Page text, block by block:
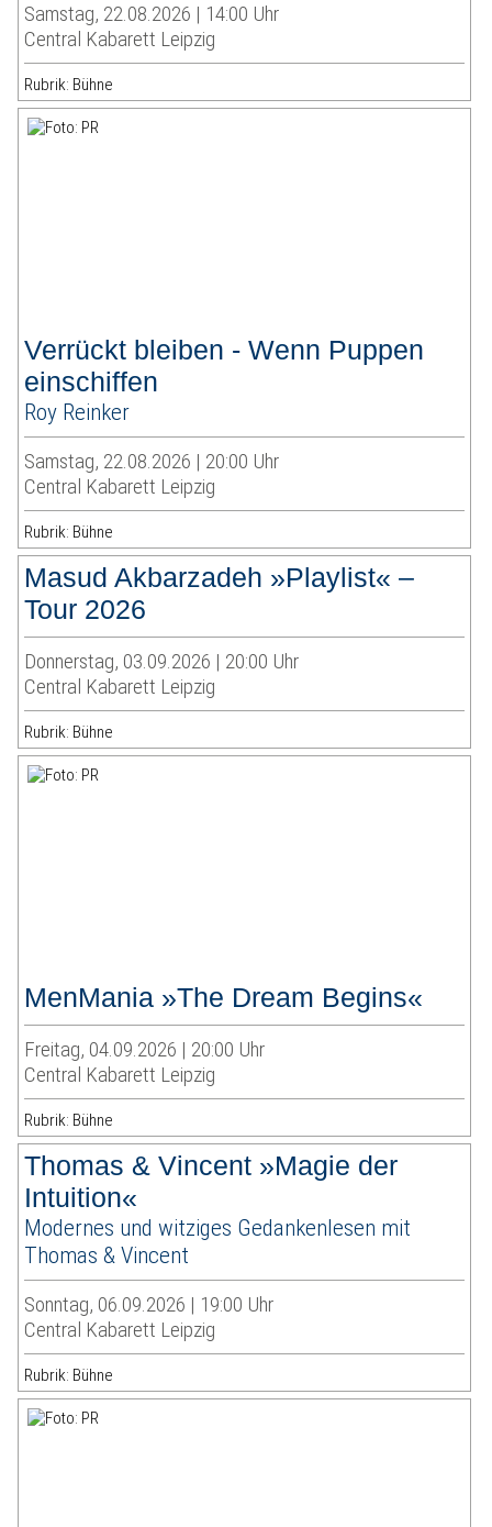
Samstag, 22.08.2026 | 14:00 Uhr
Central Kabarett Leipzig
Rubrik: Bühne
Verrückt bleiben - Wenn Puppen
einschiffen
Roy Reinker
Samstag, 22.08.2026 | 20:00 Uhr
Central Kabarett Leipzig
Rubrik: Bühne
Masud Akbarzadeh »Playlist« –
Tour 2026
Donnerstag, 03.09.2026 | 20:00 Uhr
Central Kabarett Leipzig
Rubrik: Bühne
MenMania »The Dream Begins«
Freitag, 04.09.2026 | 20:00 Uhr
Central Kabarett Leipzig
Rubrik: Bühne
Thomas & Vincent »Magie der
Intuition«
Modernes und witziges Gedankenlesen mit
Thomas & Vincent
Sonntag, 06.09.2026 | 19:00 Uhr
Central Kabarett Leipzig
Rubrik: Bühne